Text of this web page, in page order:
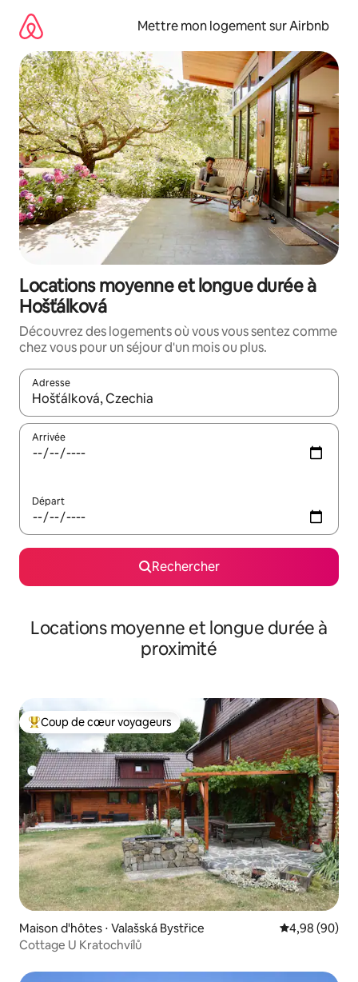
directement
contenu
Mettre mon logement sur Airbnb
Locations moyenne et longue durée à
Hošťálková
Découvrez des logements où vous vous sentez comme
chez vous pour un séjour d'un mois ou plus.
Adresse
Lorsque les résultats s'affichent, utilisez les flèches vers le
Arrivée
Départ
Rechercher
Locations moyenne et longue durée à
proximité
Coups de cœur voyageurs les plus appréciés
Coup de cœur voyageurs
Maison d'hôtes ⋅ Valašská Bystřice Évaluation
4,98 (90)
Cottage U Kratochvílů